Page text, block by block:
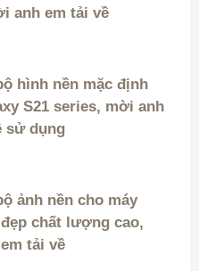
anh em tải về
hình nền mặc định
S21 series, mời anh
sử dụng
ảnh nền cho máy
chất lượng cao,
tải về